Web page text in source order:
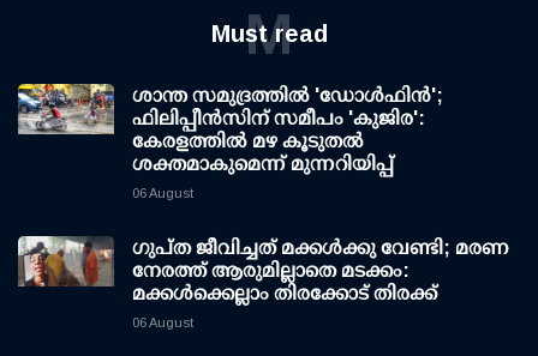
Must read
M
ശാന്ത സമുദ്രത്തില്‍ 'ഡോള്‍ഫിന്‍';
ഫിലിപ്പീന്‍സിന് സമീപം 'കുജിര':
കേരളത്തില്‍ മഴ കൂടുതല്‍
ശക്തമാകുമെന്ന് മുന്നറിയിപ്പ്
06 August
ഗുപ്ത ജീവിച്ചത് മക്കള്‍ക്കു വേണ്ടി; മരണ
നേരത്ത് ആരുമില്ലാതെ മടക്കം:
മക്കള്‍ക്കെല്ലാം തിരക്കോട് തിരക്ക്
06 August